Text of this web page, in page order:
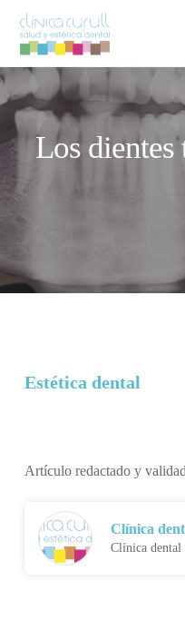
content
Los
Estética dental
Artículo redactado y
Clínica
Clínica dental